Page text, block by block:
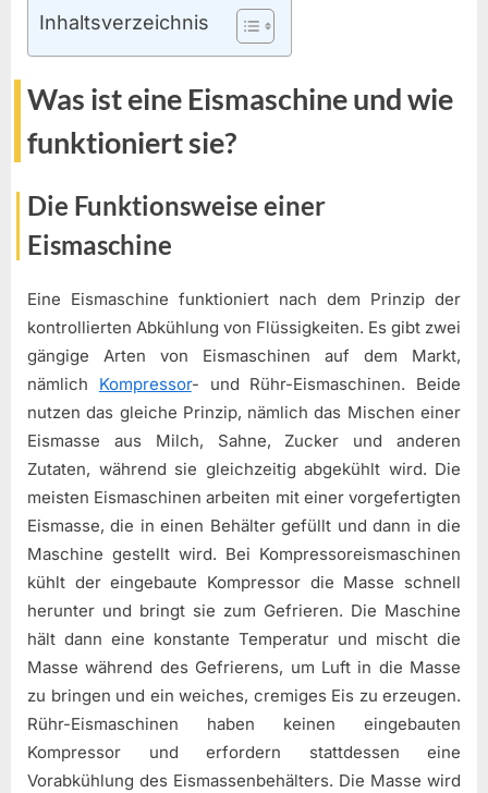
Inhaltsverzeichnis
Was ist eine Eismaschine und wie
funktioniert sie?
Die Funktionsweise einer
Eismaschine
Eine Eismaschine funktioniert nach dem Prinzip der
kontrollierten Abkühlung von Flüssigkeiten. Es gibt zwei
gängige Arten von Eismaschinen auf dem Markt,
nämlich Kompressor- und Rühr-Eismaschinen. Beide
nutzen das gleiche Prinzip, nämlich das Mischen einer
Eismasse aus Milch, Sahne, Zucker und anderen
Zutaten, während sie gleichzeitig abgekühlt wird. Die
meisten Eismaschinen arbeiten mit einer vorgefertigten
Eismasse, die in einen Behälter gefüllt und dann in die
Maschine gestellt wird. Bei Kompressoreismaschinen
kühlt der eingebaute Kompressor die Masse schnell
herunter und bringt sie zum Gefrieren. Die Maschine
hält dann eine konstante Temperatur und mischt die
Masse während des Gefrierens, um Luft in die Masse
zu bringen und ein weiches, cremiges Eis zu erzeugen.
Rühr-Eismaschinen haben keinen eingebauten
Kompressor und erfordern stattdessen eine
Vorabkühlung des Eismassenbehälters. Die Masse wird